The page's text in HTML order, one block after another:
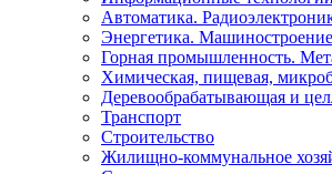
Автоматика.
Энергетика.
Горная промышленность.
Химическая, пищевая,
Деревообрабатывающая и
Транспорт
Строительство
Жилищно-коммунальное